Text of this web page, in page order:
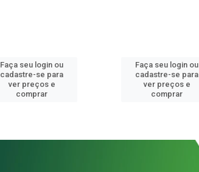
Faça seu login ou
cadastre-se para
ver preços e
comprar
Faça seu login ou
cadastre-se para
ver preços e
comprar